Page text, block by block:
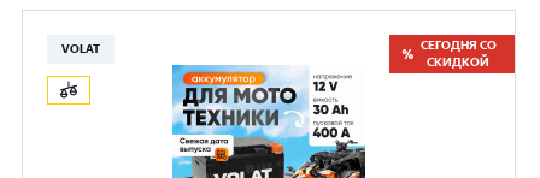
VOLAT
СЕГОДНЯ СО
СКИДКОЙ